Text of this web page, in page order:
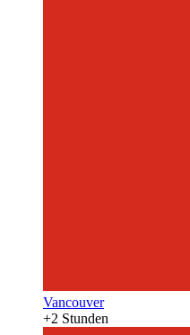
Vancouver
+2 Stunden